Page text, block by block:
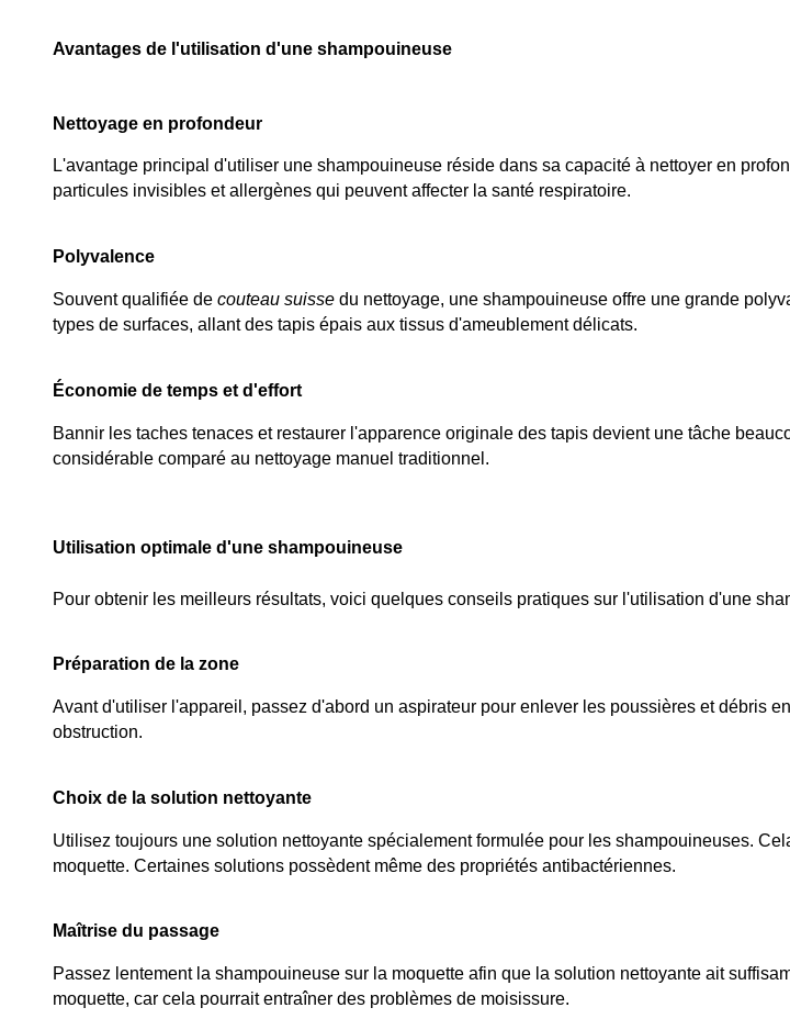
Avantages de l'utilisation d'une shampouineuse
Nettoyage en profondeur
L'avantage principal d'utiliser une shampouineuse réside dans sa capacité à nettoyer en
particules invisibles et allergènes qui peuvent affecter la santé respiratoire.
Polyvalence
Souvent qualifiée de couteau suisse du nettoyage, une shampouineuse offre une grande
types de surfaces, allant des tapis épais aux tissus d'ameublement délicats.
Économie de temps et d'effort
Bannir les taches tenaces et restaurer l'apparence originale des tapis devient une tâche
considérable comparé au nettoyage manuel traditionnel.
Utilisation optimale d'une shampouineuse
Pour obtenir les meilleurs résultats, voici quelques conseils pratiques sur l'utilisation d'une
Préparation de la zone
Avant d'utiliser l'appareil, passez d'abord un aspirateur pour enlever les poussières et débris
obstruction.
Choix de la solution nettoyante
Utilisez toujours une solution nettoyante spécialement formulée pour les shampouineuses.
moquette. Certaines solutions possèdent même des propriétés antibactériennes.
Maîtrise du passage
Passez lentement la shampouineuse sur la moquette afin que la solution nettoyante ait
moquette, car cela pourrait entraîner des problèmes de moisissure.